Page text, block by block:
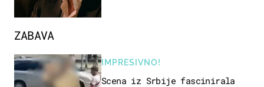
ZABAVA
IMPRESIVNO!
Scena iz Srbije fascinirala